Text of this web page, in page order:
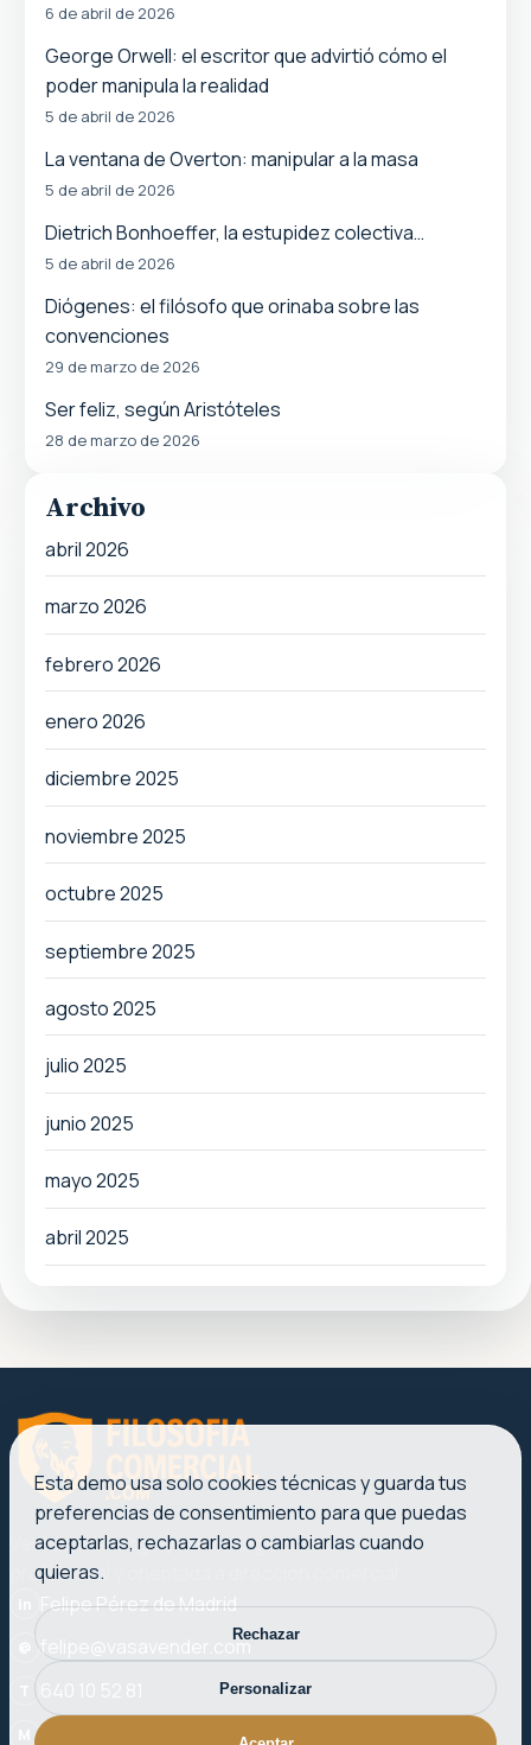
6 de abril de 2026
George Orwell: el escritor que advirtió cómo el
poder manipula la realidad
5 de abril de 2026
La ventana de Overton: manipular a la masa
5 de abril de 2026
Dietrich Bonhoeffer, la estupidez colectiva…
5 de abril de 2026
Diógenes: el filósofo que orinaba sobre las
convenciones
29 de marzo de 2026
Ser feliz, según Aristóteles
28 de marzo de 2026
Archivo
abril 2026
marzo 2026
febrero 2026
enero 2026
diciembre 2025
noviembre 2025
octubre 2025
septiembre 2025
agosto 2025
julio 2025
junio 2025
mayo 2025
abril 2025
Ventas, liderazgo y marketing con una voz clara,
profesional y orientada a dirección comercial.
Felipe Pérez de Madrid
felipe@vasavender.com
Plaza del Ayuntamiento, 27-3. 46002 Valencia
Esta demo usa solo cookies técnicas y guarda tus
preferencias de consentimiento para que puedas
aceptarlas, rechazarlas o cambiarlas cuando
quieras.
Rechazar
Personalizar